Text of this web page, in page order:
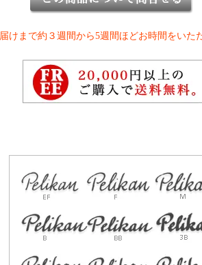
まで約３週間から5週間ほどお時間をいた